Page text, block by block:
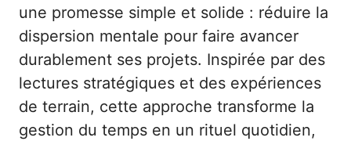
une promesse simple et solide : réduire la
dispersion mentale pour faire avancer
durablement ses projets. Inspirée par des
lectures stratégiques et des expériences
de terrain, cette approche transforme la
gestion du temps en un rituel quotidien,